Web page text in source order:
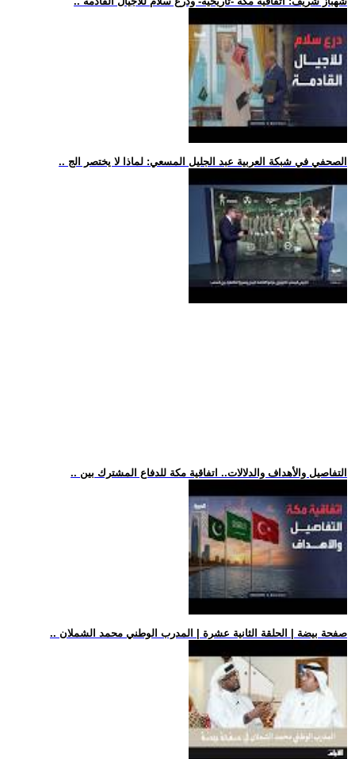
.. الصحفي في شبكة العربية عبد الجليل المسعي: لماذا لا يختصر الج
.. التفاصيل والأهداف والدلالات.. اتفاقية مكة للدفاع المشترك بين
.. صفحة بيضة | الحلقة الثانية عشرة | المدرب الوطني محمد الشملان